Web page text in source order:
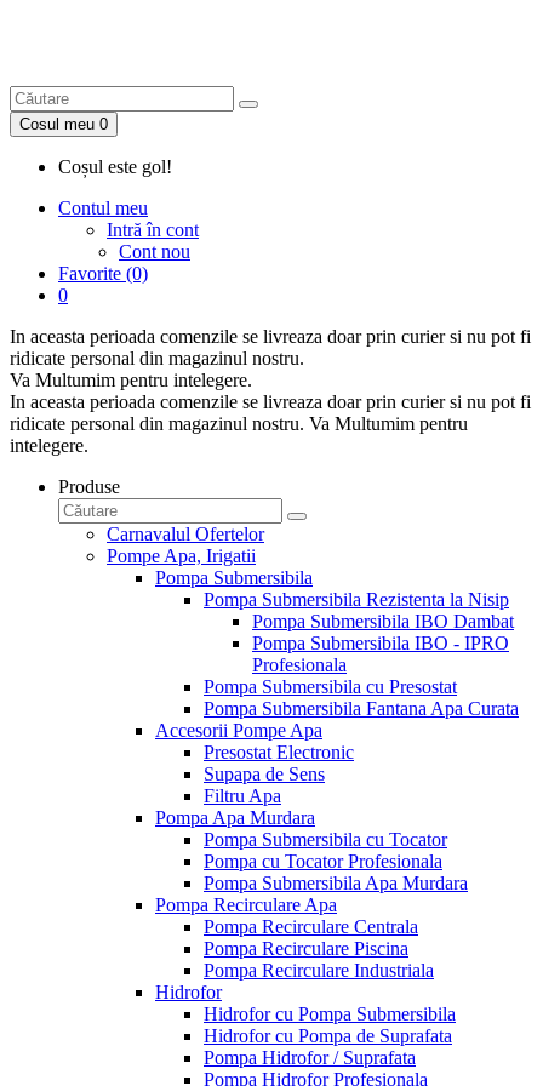
Cosul meu 0
Coșul este gol!
Contul meu
Intră în cont
Cont nou
Favorite (0)
0
In aceasta perioada comenzile se livreaza doar prin curiersi nu pot fi
ridicate personal din magazinul nostru.
Va Multumim pentru intelegere.
In aceasta perioada comenzile se livreaza doar prin curiersi nu pot fi
ridicate personal din magazinul nostru. Va Multumim pentru
intelegere.
Produse
Carnavalul Ofertelor
Pompe Apa, Irigatii
Pompa Submersibila
Pompa Submersibila Rezistenta la Nisip
Pompa Submersibila IBO Dambat
Pompa Submersibila IBO - IPRO
Profesionala
Pompa Submersibila cu Presostat
Pompa Submersibila Fantana Apa Curata
Accesorii Pompe Apa
Presostat Electronic
Supapa de Sens
Filtru Apa
Pompa Apa Murdara
Pompa Submersibila cu Tocator
Pompa cu Tocator Profesionala
Pompa Submersibila Apa Murdara
Pompa Recirculare Apa
Pompa Recirculare Centrala
Pompa Recirculare Piscina
Pompa Recirculare Industriala
Hidrofor
Hidrofor cu Pompa Submersibila
Hidrofor cu Pompa de Suprafata
Pompa Hidrofor / Suprafata
Pompa Hidrofor Profesionala